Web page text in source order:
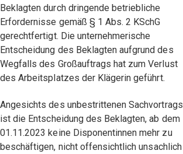
Beklagten durch dringende betriebliche
Erfordernisse gemäß § 1 Abs. 2 KSchG
gerechtfertigt. Die unternehmerische
Entscheidung des Beklagten aufgrund des
Wegfalls des Großauftrags hat zum Verlust
des Arbeitsplatzes der Klägerin geführt.
Angesichts des unbestrittenen Sachvortrags
ist die Entscheidung des Beklagten, ab dem
01.11.2023 keine Disponentinnen mehr zu
beschäftigen, nicht offensichtlich unsachlich